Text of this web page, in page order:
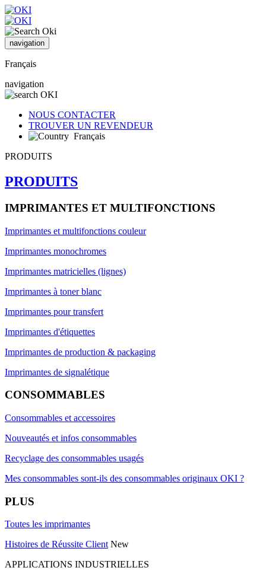
navigation
Français
navigation
NOUS CONTACTER
TROUVER UN REVENDEUR
Français
PRODUITS
PRODUITS
IMPRIMANTES ET MULTIFONCTIONS
Imprimantes et multifonctions couleur
Imprimantes monochromes
Imprimantes matricielles (lignes)
Imprimantes à toner blanc
Imprimantes pour transfert
Imprimantes d'étiquettes
Imprimantes de production & packaging
Imprimantes de signalétique
CONSOMMABLES
Consommables et accessoires
Nouveautés et infos consommables
Recyclage des consommables usagés
Mes consommables sont-ils des consommables originaux OKI ?
PLUS
Toutes les imprimantes
Histoires de Réussite Client New
APPLICATIONS INDUSTRIELLES